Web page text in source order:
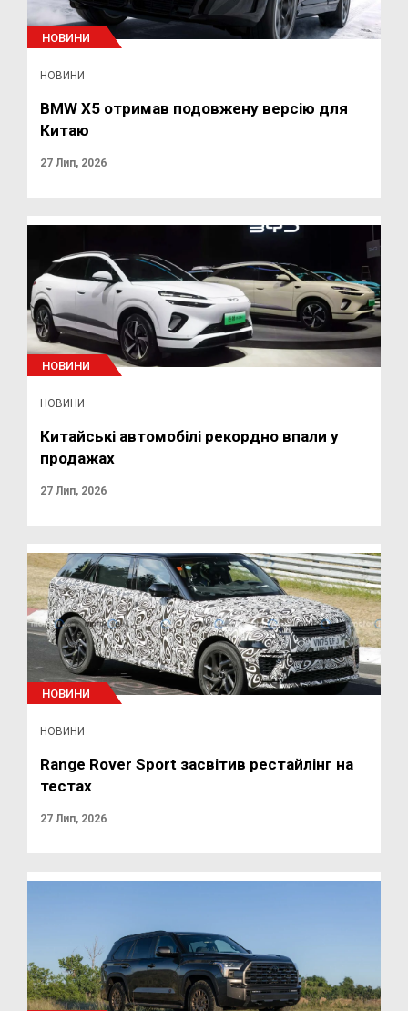
НОВИНИ
НОВИНИ
BMW X5 отримав подовжену версію для
Китаю
27 Лип, 2026
НОВИНИ
НОВИНИ
Китайські автомобілі рекордно впали у
продажах
27 Лип, 2026
НОВИНИ
НОВИНИ
Range Rover Sport засвітив рестайлінг на
тестах
27 Лип, 2026